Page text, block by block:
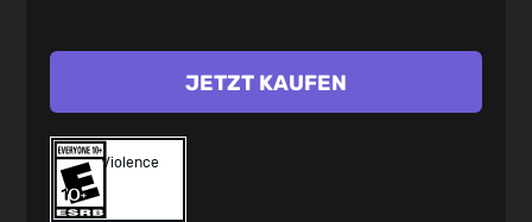
JETZT KAUFEN
Violence